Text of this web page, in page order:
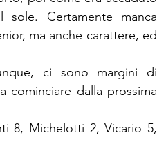
Certamente manca
ma anche carattere, ed
ci sono margini di
cominciare dalla prossima
8, Michelotti 2, Vicario 5,